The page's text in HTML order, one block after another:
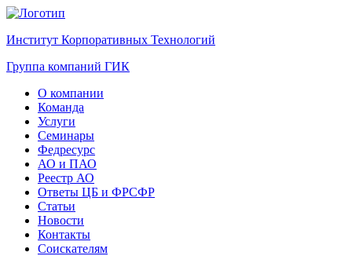
Институт Корпоративных Технологий
Группа компаний ГИК
О компании
Команда
Услуги
Семинары
Федресурс
АО и ПАО
Реестр АО
Ответы ЦБ и ФРСФР
Статьи
Новости
Контакты
Соискателям